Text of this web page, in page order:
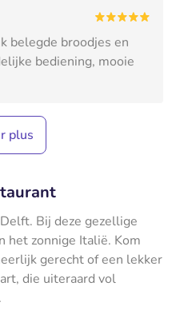
belegde broodjes en
bediening, mooie
plus
Bij deze gezellige
het zonnige Italië. Kom
gerecht of een lekker
die uiteraard vol